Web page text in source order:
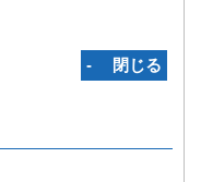
‐ 閉じる